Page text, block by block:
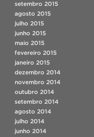
setembro 2015
agosto 2015
julho 2015
junho 2015
maio 2015
fevereiro 2015
janeiro 2015
dezembro 2014
novembro 2014
outubro 2014
setembro 2014
agosto 2014
julho 2014
junho 2014